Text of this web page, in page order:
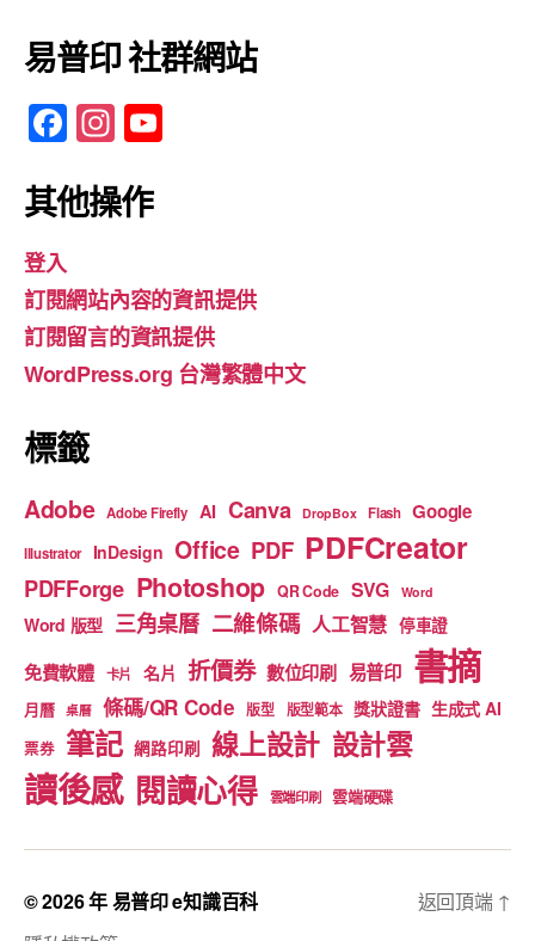
易普印 社群網站
F
c
b
o
o
k
In
a
a
m
u
b
e
其他操作
登入
訂閱網站內容的資訊提供
訂閱留言的資訊提供
WordPress.org 台灣繁體中文
標籤
Adobe Adobe Firefly AI Canva DropBox Flash Google
Illustrator InDesign Office PDF PDFCreator
PDFForge Photoshop QR Code SVG Word
Word 版型 三角桌曆 二維條碼 人工智慧 停車證
免費軟體 卡片 名片 折價券 數位印刷 易普印 書摘
月曆 桌曆 條碼/QR Code 版型 版型範本 獎狀證書 生成式 AI
票券 筆記 網路印刷 線上設計 設計雲
讀後感 閱讀心得 雲端印刷 雲端硬碟
© 2026 年易普印 e知識百科
返回頂端 ↑